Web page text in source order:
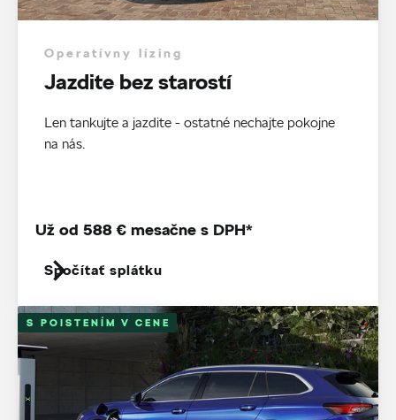
Operatívny lízing
Jazdite bez starostí
Len tankujte a jazdite - ostatné nechajte pokojne
na nás.
Spočítať splátku
Už od 588 € mesačne s DPH*
S POISTENÍM V CENE